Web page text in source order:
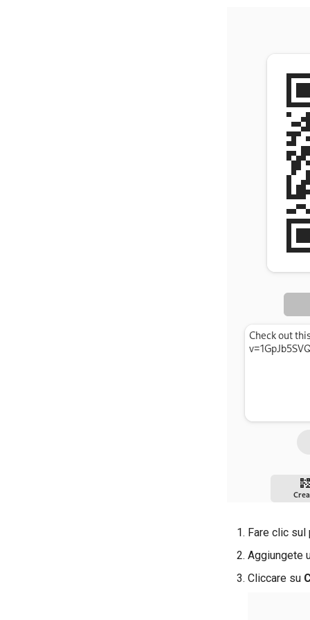
Fare clic
Aggiungete
Cliccare su